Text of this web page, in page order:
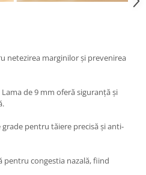
netezirea marginilor și prevenirea
Lama de 9 mm oferă siguranță și
grade pentru tăiere precisă și anti-
pentru congestia nazală, fiind